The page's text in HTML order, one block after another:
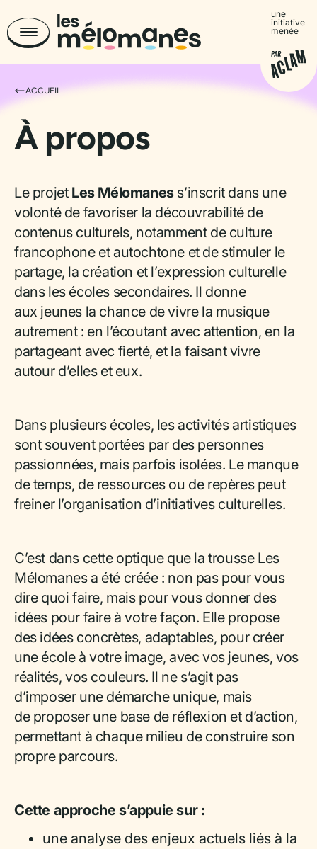
une
initiative
menée
ACCUEIL
À propos
Le projet Les Mélomaness’inscrit dans une
volonté de favoriser la découvrabilité de
contenus culturels, notamment de culture
francophone et autochtone et de stimuler le
partage, la création et l’expression culturelle
dans les écoles secondaires. Il donne
aux jeunes la chance de vivre la musique
autrement : en l’écoutant avec attention, en la
partageant avec fierté, et la faisant vivre
autour d’elles et eux.
Dans plusieurs écoles, les activités artistiques
sont souvent portées par des personnes
passionnées, mais parfois isolées. Le manque
de temps, de ressources ou de repères peut
freiner l’organisation d’initiatives culturelles.
C’est dans cette optique que la trousse Les
Mélomanes a été créée : non pas pour vous
dire quoi faire, mais pour vous donner des
idées pour faire à votre façon. Elle propose
des idées concrètes, adaptables, pour créer
une école à votre image, avec vos jeunes, vos
réalités, vos couleurs. Il ne s’agit pas
d’imposer une démarche unique, mais
de proposer une base de réflexion et d’action,
permettant à chaque milieu de construire son
propre parcours.
Cette approche s’appuie sur :
une analyse des enjeux actuels liés à la